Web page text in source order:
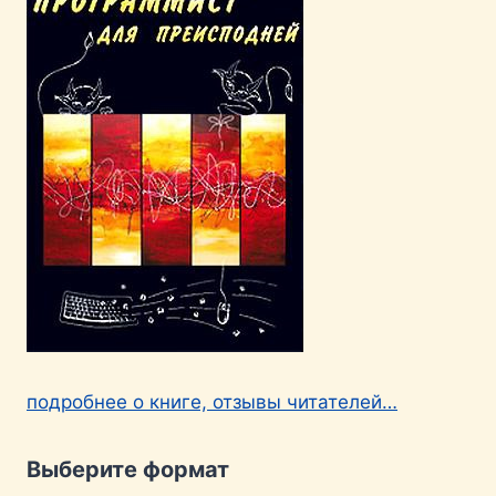
подробнее о книге, отзывы читателей…
Выберите формат